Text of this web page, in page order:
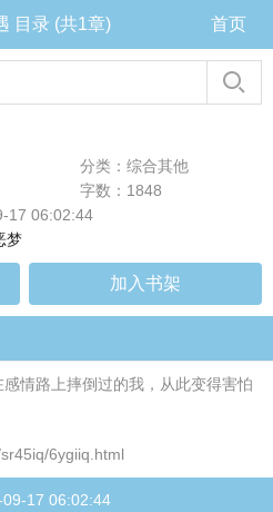
目录 (共1章) 首页
分类：综合其他
字数：1848
17 06:02:44
梦
加入书架
情路上摔倒过的我，从此变得害怕
6ygiiq.html
17 06:02:44